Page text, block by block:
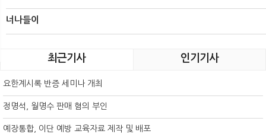
너나들이
최근기사 인기기사
요한계시록 반증 세미나 개최
정명석, 월명수 판매 혐의 부인
예장통합, 이단 예방 교육자료 제작 및 배포